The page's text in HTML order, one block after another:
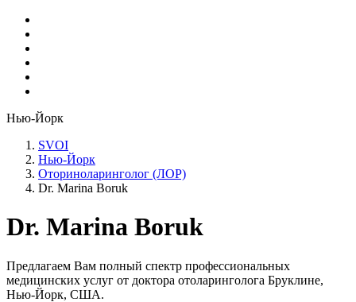
Нью-Йорк
SVOI
Нью-Йорк
Оториноларинголог (ЛОР)
Dr. Marina Boruk
Dr. Marina Boruk
Предлагаем Вам полный спектр профессиональных
медицинских услуг от доктора отоларинголога Бруклине,
Нью-Йорк, США.